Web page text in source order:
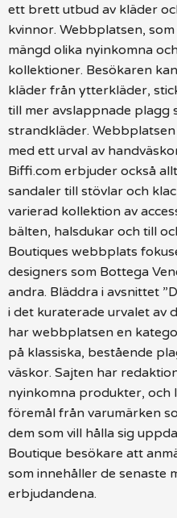
ett brett utbud av kläder
kvinnor. Webbplatsen,
mängd olika nyinkomna
kollektioner. Besökaren
kläder från ytterkläder,
till mer avslappnade plagg
strandkläder.
med ett urval av
Biffi.com erbjuder också
sandaler till stövlar och
varierad kollektion av
bälten, halsdukar och till
Boutiques webbplats
designers som Bottega
andra. Bläddra i avsnittet
i det kuraterade urvalet av
har webbplatsen en
på klassiska, bestående
väskor. Sajten har
nyinkomna produkter,
föremål från varumärken
dem som vill hålla sig
Boutique besökare att
som innehåller de senaste
erbjudandena.